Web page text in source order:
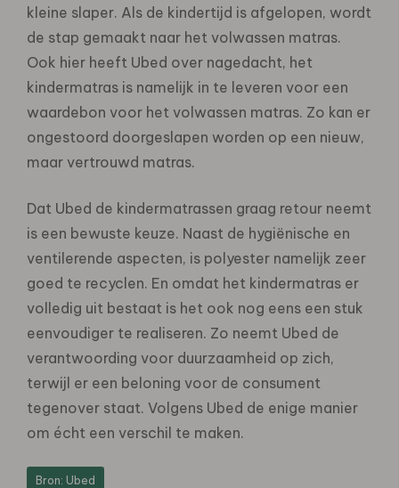
kleine slaper. Als de kindertijd is afgelopen, wordt
de stap gemaakt naar het volwassen matras.
Ook hier heeft Ubed over nagedacht, het
kindermatras is namelijk in te leveren voor een
waardebon voor het volwassen matras. Zo kan er
ongestoord doorgeslapen worden op een nieuw,
maar vertrouwd matras.
Dat Ubed de kindermatrassen graag retour neemt
is een bewuste keuze. Naast de hygiënische en
ventilerende aspecten, is polyester namelijk zeer
goed te recyclen. En omdat het kindermatras er
volledig uit bestaat is het ook nog eens een stuk
eenvoudiger te realiseren. Zo neemt Ubed de
verantwoording voor duurzaamheid op zich,
terwijl er een beloning voor de consument
tegenover staat. Volgens Ubed de enige manier
om écht een verschil te maken.
Bron: Ubed